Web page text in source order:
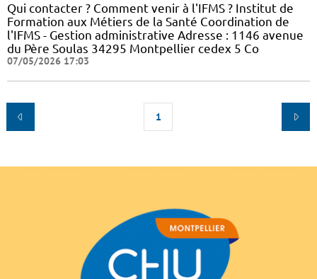
Qui contacter ? Comment venir à l'IFMS ? Institut de
Formation aux Métiers de la Santé Coordination de
l'IFMS - Gestion administrative Adresse : 1146 avenue
du Père Soulas 34295 Montpellier cedex 5 Co
07/05/2026 17:03
1